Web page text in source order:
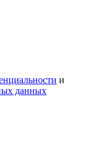
и
данных